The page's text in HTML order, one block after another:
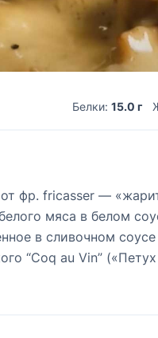
Белки: 15.0 г
фр. fricasser —
мяса в белом
в сливочном
“Coq au Vin”